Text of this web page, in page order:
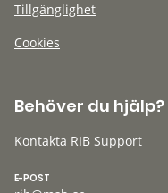
Tillgänglighet
Cookies
Behöver du hjälp?
Kontakta RIB Support
E-POST